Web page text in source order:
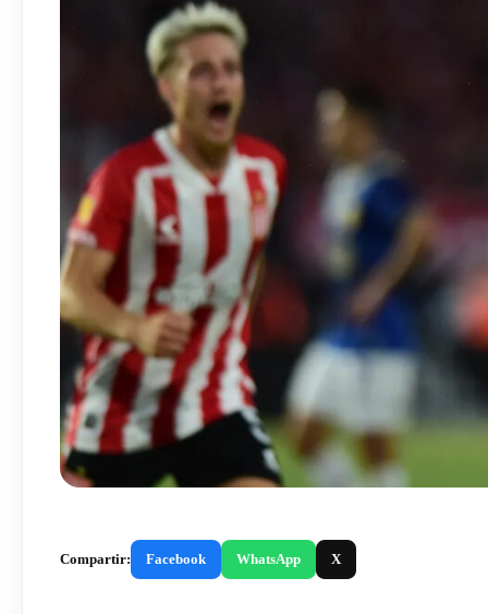
Compartir: Facebook WhatsApp X